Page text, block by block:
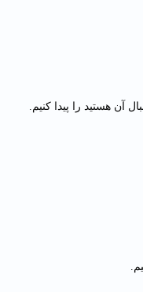
آن هستید را پیدا کنیم.